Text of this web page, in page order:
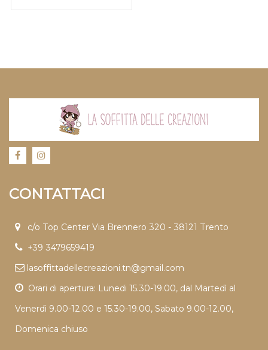
CONTATTACI
c/o Top Center Via Brennero 320 - 38121 Trento
+39 3479659419
lasoffittadellecreazioni.tn@gmail.com
Orari di apertura: Lunedi 15.30-19.00, dal Martedì al
Venerdì 9.00-12.00 e 15.30-19.00, Sabato 9.00-12.00,
Domenica chiuso